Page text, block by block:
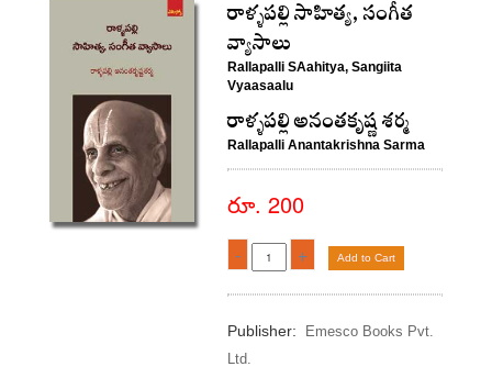
రాళ్ళపల్లి సాహిత్య, సంగీత
వ్యాసాలు
Rallapalli SAahitya, Sangiita
Vyaasaalu
రాళ్ళపల్లి అనంతకృష్ణ శర్మ
Rallapalli Anantakrishna Sarma
రూ. 200
- + Add to Cart
Publisher:
Emesco Books Pvt.
Ltd.